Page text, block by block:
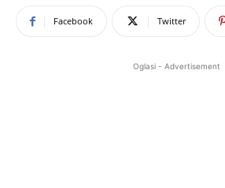
Facebook Twitter
Oglasi - Advertisement